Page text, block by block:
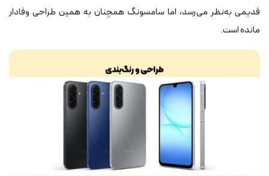
قدیمی به‌نظر می‌رسد، اما سامسونگ همچنان به همین طراحی وفادار
مانده است.